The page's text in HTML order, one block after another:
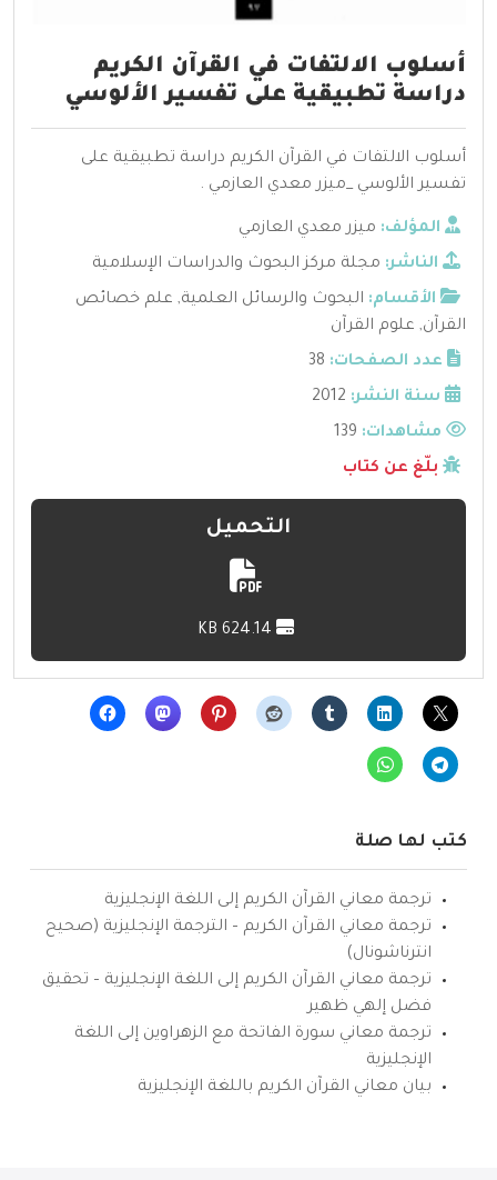
أسلوب الالتفات في القرآن الكريم
دراسة تطبيقية على تفسير الألوسي
أسلوب الالتفات في القرآن الكريم دراسة تطبيقية على
تفسير الألوسي _ميزر معدي العازمي .
المؤلف: ميزر معدي العازمي
الناشر: مجلة مركز البحوث والدراسات الإسلامية
الأقسام: البحوث والرسائل العلمية, علم خصائص
القرآن, علوم القرآن
عدد الصفحات: 38
سنة النشر: 2012
مشاهدات:
بلّغ عن كتاب
التحميل
كتب لها صلة
ترجمة معاني القرآن الكريم إلى اللغة الإنجليزية
ترجمة معاني القرآن الكريم – الترجمة الإنجليزية (صحيح
انترناشونال)
ترجمة معاني القرآن الكريم إلى اللغة الإنجليزية – تحقيق
فضل إلهي ظهير
ترجمة معاني سورة الفاتحة مع الزهراوين إلى اللغة
الإنجليزية
بيان معاني القرآن الكريم باللغة الإنجليزية